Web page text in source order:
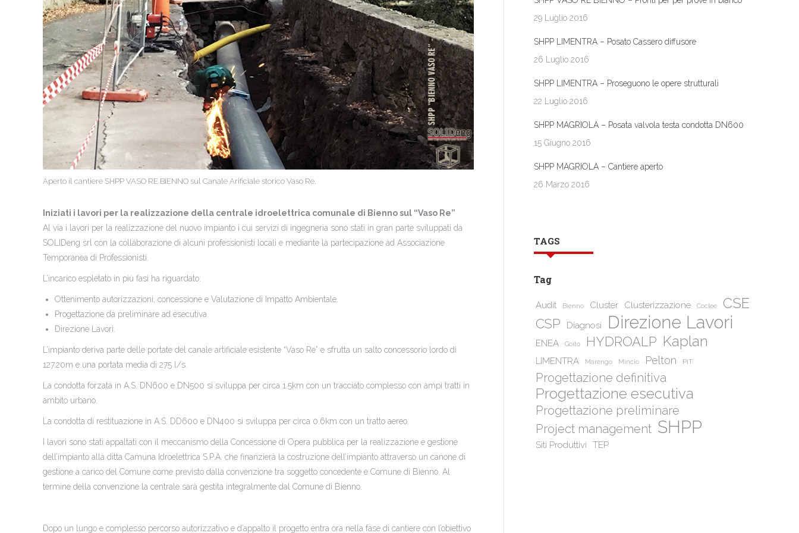
Aperto il cantiere SHPP VASO RE BIENNO sul Canale Arificiale storico Vaso Re.
Iniziati i lavori per la realizzazione della centrale idroelettrica comunale di Bienno sul “Vaso Re”
Al via i lavori per la realizzazione del nuovo impianto i cui servizi di ingegneria sono stati in gran parte sviluppati da
SOLIDeng srl con la collaborazione di alcuni professionisti locali e mediante la partecipazione ad Associazione
Temporanea di Professionisti.
L’incarico espletato in più fasi ha riguardato:
Ottenimento autorizzazioni, concessione e Valutazione di Impatto Ambientale.
Progettazione da preliminare ad esecutiva.
Direzione Lavori.
L’impianto deriva parte delle portate del canale artificiale esistente “Vaso Re” e sfrutta un salto concessorio lordo di
127.20m e una portata media di 275 l/s.
La condotta forzata in A.S. DN600 e DN500 si sviluppa per circa 1.5km con un tracciato complesso con ampi tratti in
ambito urbano.
La condotta di restituazione in A.S. DD600 e DN400 si sviluppa per circa 0.6km con un tratto aereo.
I lavori sono stati appaltati con il meccanismo della Concessione di Opera pubblica per la realizzazione e gestione
dell’impianto alla ditta Camuna Idroelettrica S.P.A. che finanzierà la costruzione dell’impianto attraverso un canone di
gestione a carico del Comune come previsto dalla convenzione tra soggetto concedente e Comune di Bienno. Al
termine della convenzione la centrale sarà gestita integralmente dal Comune di Bienno.
Dopo un lungo e complesso percorso autorizzativo e d’appalto il progetto entra ora nella fase di cantiere con l’obiettivo
29 Luglio 2016
SHPP LIMENTRA – Posato Cassero diffusore
26 Luglio 2016
SHPP LIMENTRA – Proseguono le opere strutturali
22 Luglio 2016
SHPP MAGRIOLA – Posata valvola testa condotta DN600
15 Giugno 2016
SHPP MAGRIOLA – Cantiere aperto
26 Marzo 2016
TAGS
Tag
Audit Bienno Cluster Clusterizzazione Coclee CSE
CSP Diagnosi Direzione Lavori
ENEA Goito HYDROALP Kaplan
LIMENTRA Marengo Mincio Pelton PIT
Progettazione definitiva
Progettazione esecutiva
Progettazione preliminare
Project management SHPP
Siti Produttivi TEP